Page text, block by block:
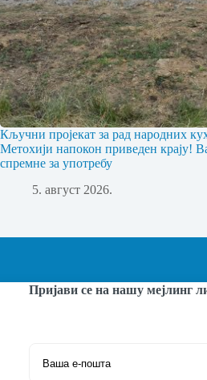
Кључни пројекат за рад народних
Метохији напокон приведен крају!
спремне за употребу
5. август 2026.
Пријави се на нашу мејлинг